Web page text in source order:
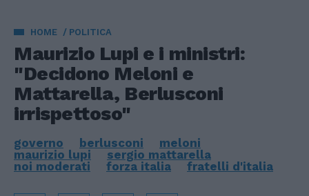
HOME POLITICA
Maurizio Lupi e i ministri:
"Decidono Meloni e
Mattarella, Berlusconi
irrispettoso"
governo berlusconi
meloni
maurizio lupi
sergio mattarella
noi moderati
forza italia fratelli d'italia